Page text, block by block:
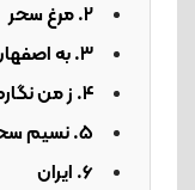
2. مرغ سحر
3. به اصفهان رو
4. ز من نگارم
5. نسیم سحر
6. ایران